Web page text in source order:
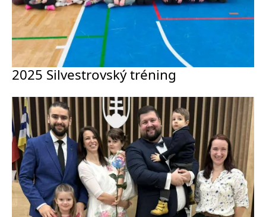
2025 Silvestrovský tréning